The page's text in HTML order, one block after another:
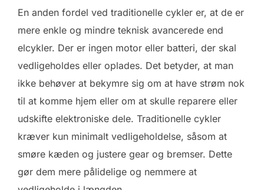
En anden fordel ved traditionelle cykler er, at de er
mere enkle og mindre teknisk avancerede end
elcykler. Der er ingen motor eller batteri, der skal
vedligeholdes eller oplades. Det betyder, at man
ikke behøver at bekymre sig om at have strøm nok
til at komme hjem eller om at skulle reparere eller
udskifte elektroniske dele. Traditionelle cykler
kræver kun minimalt vedligeholdelse, såsom at
smøre kæden og justere gear og bremser. Dette
gør dem mere pålidelige og nemmere at